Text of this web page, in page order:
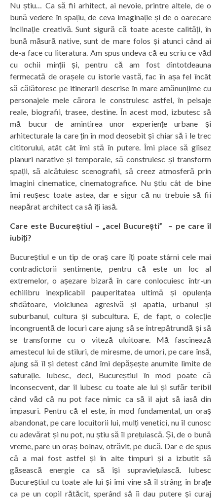
Nu știu… Ca să fii arhitect, ai nevoie, printre altele, de o
bună vedere în spațiu, de ceva imaginație și de o oarecare
înclinație creativă. Sunt sigură că toate aceste calități, în
bună măsură native, sunt de mare folos și atunci când ai
de-a face cu literatura. Am spus undeva că eu scriu ce văd
cu ochii minții și, pentru că am fost dintotdeauna
fermecată de orașele cu istorie vastă, fac în așa fel încât
să călătoresc pe itinerarii descrise în mare amănunțime cu
personajele mele cărora le construiesc astfel, în peisaje
reale, biografii, trasee, destine. În acest mod, izbutesc să
mă bucur de amintirea unor experiențe urbane și
arhitecturale la care țin în mod deosebit și chiar să i le trec
cititorului, atât cât îmi stă în putere. Îmi place să glisez
planuri narative și temporale, să construiesc și transform
spații, să alcătuiesc scenografii, să creez atmosferă prin
imagini cinematice, cinematografice. Nu știu cât de bine
îmi reușesc toate astea, dar e sigur că nu trebuie să fii
neapărat architect ca să îți iasă.
Care este Bucureștiul – „acel București” – pe care îl
iubiți?
Bucureștiul e un tip de oraș care îți poate stârni cele mai
contradictorii sentimente, pentru că este un loc al
extremelor, o așezare bizară în care conlocuiesc într-un
echilibru inexplicabil pauperitatea ultimă și opulența
sfidătoare, vioiciunea agresivă și apatia, urbanul și
suburbanul, cultura și subcultura. E, de fapt, o colecție
incongruentă de locuri care ajung să se întrepătrundă și să
se transforme cu o viteză uluitoare. Mă fascinează
amestecul lui de stiluri, de miresme, de umori, pe care însă,
ajung să îl și detest când îmi depășește anumite limite de
saturație. Iubesc, deci, Bucureștiul în mod poate că
inconsecvent, dar îl iubesc cu toate ale lui și sufăr teribil
când văd că nu pot face nimic ca să il ajut să iasă din
impasuri. Pentru că el este, în mod fundamental, un oraș
abandonat, pe care locuitorii lui, mulți venetici, nu îl cunosc
cu adevărat și nu pot, nu știu să îl prețuiască. Și, de o bună
vreme, pare un oraș bolnav, otrăvit, pe ducă. Dar e de spus
că a mai fost astfel și în alte timpuri și a izbutit să
găsească energie ca să își supraviețuiască. Iubesc
Bucureștiul cu toate ale lui și îmi vine să îl strâng în brațe
ca pe un copil rătăcit, sperând să îi dau putere și curaj